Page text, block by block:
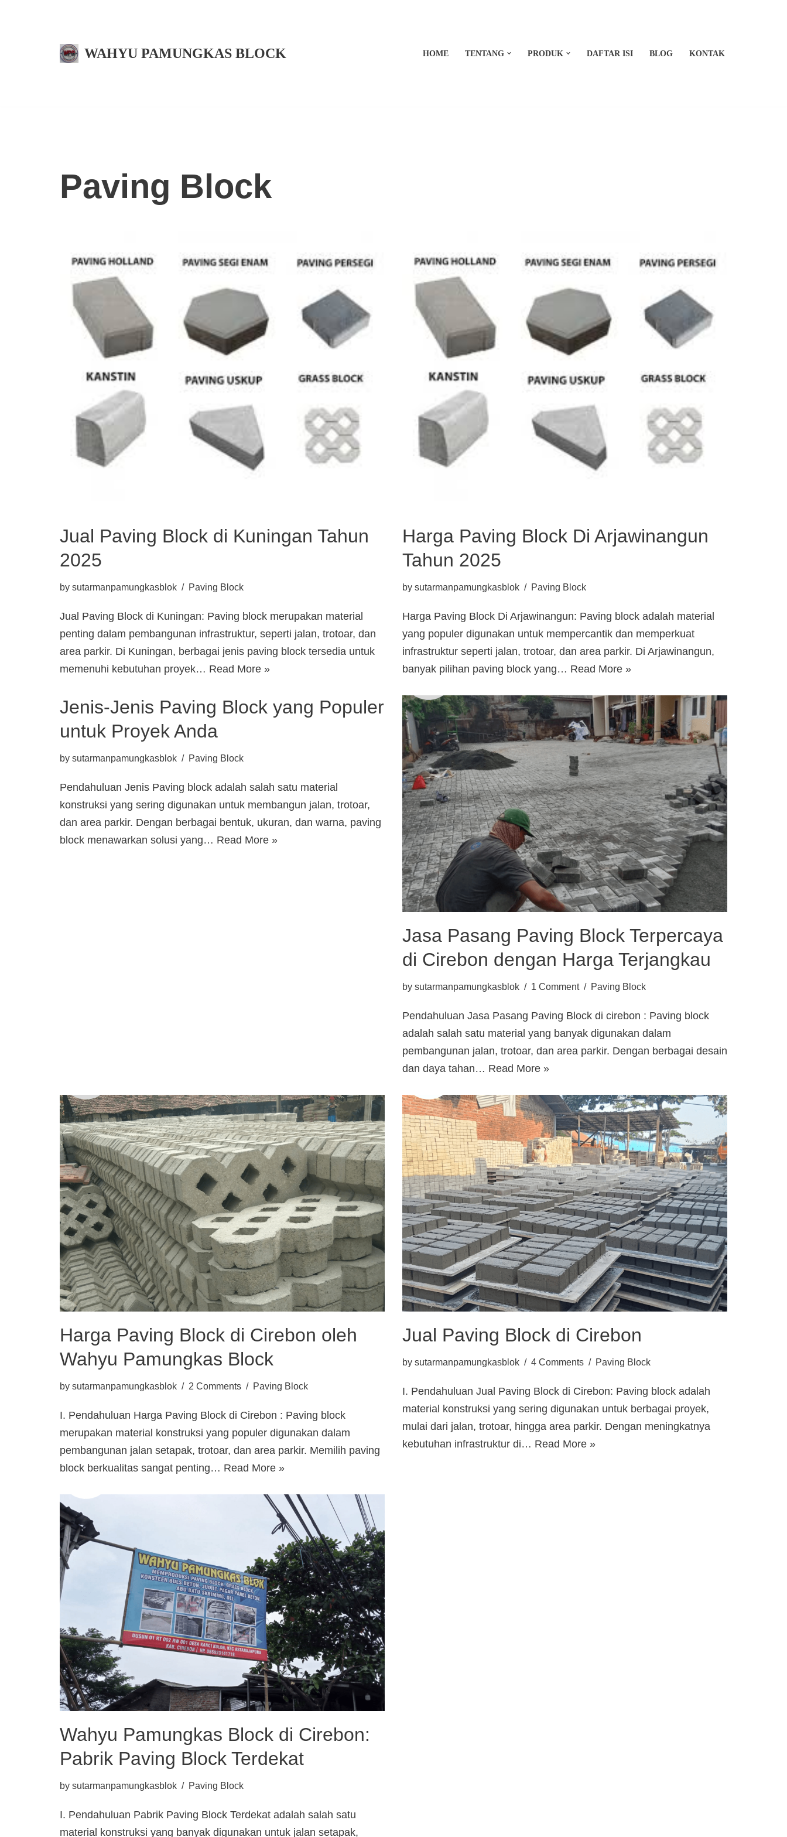
WAHYU PAMUNGKAS BLOCK HOME TENTANG PRODUK DAFTAR ISI BLOG KONTAK
Paving Block
Jual Paving Block di Kuningan Tahun
2025
by sutarmanpamungkasblok Paving Block
Jual Paving Block di Kuningan: Paving block merupakan material
penting dalam pembangunan infrastruktur, seperti jalan, trotoar, dan
area parkir. Di Kuningan, berbagai jenis paving block tersedia untuk
memenuhi kebutuhan proyek… Read More »
Harga Paving Block Di Arjawinangun
Tahun 2025
by sutarmanpamungkasblok Paving Block
Harga Paving Block Di Arjawinangun: Paving block adalah material
yang populer digunakan untuk mempercantik dan memperkuat
infrastruktur seperti jalan, trotoar, dan area parkir. Di Arjawinangun,
banyak pilihan paving block yang… Read More »
Jenis-Jenis Paving Block yang Populer
untuk Proyek Anda
by sutarmanpamungkasblok Paving Block
Pendahuluan Jenis Paving block adalah salah satu material
konstruksi yang sering digunakan untuk membangun jalan, trotoar,
dan area parkir. Dengan berbagai bentuk, ukuran, dan warna, paving
block menawarkan solusi yang… Read More »
Jasa Pasang Paving Block Terpercaya
di Cirebon dengan Harga Terjangkau
by sutarmanpamungkasblok 1 Comment Paving Block
Pendahuluan Jasa Pasang Paving Block di cirebon : Paving block
adalah salah satu material yang banyak digunakan dalam
pembangunan jalan, trotoar, dan area parkir. Dengan berbagai desain
dan daya tahan… Read More »
Harga Paving Block di Cirebon oleh
Wahyu Pamungkas Block
by sutarmanpamungkasblok 2 Comments Paving Block
I. Pendahuluan Harga Paving Block di Cirebon : Paving block
merupakan material konstruksi yang populer digunakan dalam
pembangunan jalan setapak, trotoar, dan area parkir. Memilih paving
block berkualitas sangat penting… Read More »
Jual Paving Block di Cirebon
by sutarmanpamungkasblok 4 Comments Paving Block
I. Pendahuluan Jual Paving Block di Cirebon: Paving block adalah
material konstruksi yang sering digunakan untuk berbagai proyek,
mulai dari jalan, trotoar, hingga area parkir. Dengan meningkatnya
kebutuhan infrastruktur di… Read More »
Wahyu Pamungkas Block di Cirebon:
Pabrik Paving Block Terdekat
by sutarmanpamungkasblok Paving Block
I. Pendahuluan Pabrik Paving Block Terdekat adalah salah satu
material konstruksi yang banyak digunakan untuk jalan setapak,